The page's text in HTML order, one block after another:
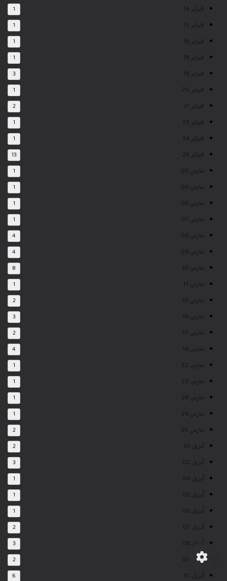
فبراير 14 1
فبراير 15 1
فبراير 16 1
فبراير 18 1
فبراير 19 3
فبراير 20 1
فبراير 21 2
فبراير 23 1
فبراير 24 1
فبراير 26 13
مارس 02 1
مارس 04 1
مارس 06 1
مارس 07 1
مارس 08 4
مارس 09 4
مارس 10 8
مارس 11 1
مارس 15 2
مارس 16 3
مارس 17 2
مارس 18 4
مارس 22 1
مارس 25 1
مارس 28 1
مارس 29 1
مارس 30 2
أبريل 01 2
أبريل 02 3
أبريل 04 1
أبريل 05 1
أبريل 06 1
أبريل 07 2
أبريل 08 3
أبريل 09 2
أبريل 10 6